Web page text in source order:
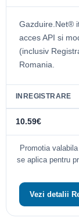
Gazduire.Net®
acces API si
(inclusiv
Romania.
INREGISTRARE
10.59€
Promotia
se aplica pentru
Vezi detalii